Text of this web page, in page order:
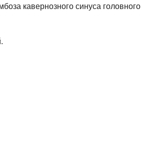
кавернозного синуса головного